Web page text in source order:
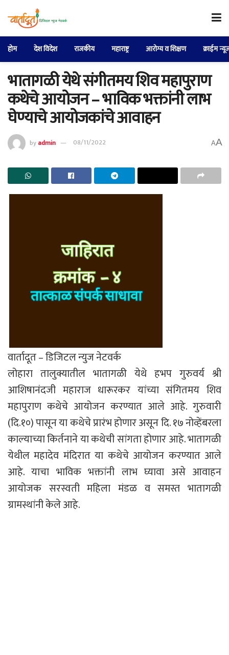
होम देश विदेश राजकीय महाराष्ट्र आरोग्य व शिक्षण क्राईम
भातागळी येथे संगीतमय शिव महापुराण
कथेचे आयोजन – भाविक भक्तांनी लाभ
घेण्याचे आयोजकांचे आवाहन
byadmin 08/11/2022 AA
वार्तादूत – डिजिटल न्युज नेटवर्क
लोहारा तालुक्यातील भातागळी येथे हभप गुरुवर्य श्री
आशिषानंदजी महाराज धारूरकर यांच्या संगितमय शिव
महापुराण कथेचे आयोजन करण्यात आले आहे. गुरुवारी
(दि.१०) पासून या कथेचे प्रारंभ होणार असून दि. १७ नोव्हेंबरला
काल्याच्या किर्तनाने या कथेची सांगता होणार आहे. भातागळी
येथील महादेव मंदिरात या कथेचे आयोजन करण्यात आले
आहे. याचा भाविक भक्तांनी लाभ घ्यावा असे आवाहन
आयोजक सरस्वती महिला मंडळ व समस्त भातागळी
ग्रामस्थांनी केले आहे.